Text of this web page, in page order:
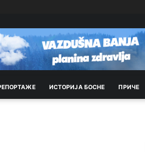
ИСТОРИЈА БОСНЕ ПРИЧЕ